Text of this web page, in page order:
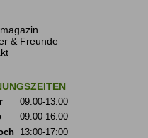
& Freunde
09:00-13:00
09:00-16:00
13:00-17:00